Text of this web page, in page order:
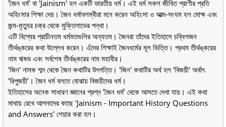
'জৈন ধর্ম' বা 'Jainism' হল একটি ভারতীয় ধর্ম। এই ধর্ম সকল জীবিত প্রাণীর প্রতি
অহিংসার শিক্ষা দেয়। জৈন ধর্মাবলম্বীরা মনে করেন অহিংসা ও আত্ম-সংযম হল মোক্ষ এবং
জন্ম-মৃত্যুর চক্র থেকে মুক্তিলাভের পন্থা।
এটি বিশ্বের প্রাচীনতম ধর্মমতগুলির অন্যতম। জৈনরা তাঁদের ইতিহাসে চব্বিশজন
তীর্থঙ্করের কথা উল্লেখ করেন। এঁদের শিক্ষাই জৈনধর্মের মূল ভিত্তি। প্রথম তীর্থঙ্করের
নাম ঋষভ এবং সর্বশেষ তীর্থঙ্করের নাম মহাবীর।
'জিন' নামক শব্দ থেকে জৈন কথাটির উৎপত্তি। 'জিন' কথাটির অর্থ হল 'বিজয়ী' অর্থাৎ
'রিপুজয়ী'। জৈন ধর্ম বলতে বোঝায় বিজয়ীদের ধর্ম।
ইতিহাসের অনেক সাধারণ জ্ঞানের প্রশ্ন 'জৈন ধর্ম' থেকে আসতে দেখা যায়। এই কথা
মাথায় রেখে আপনাদের কাছে 'Jainism - Important History Questions
and Answers' শেয়ার করা হল।